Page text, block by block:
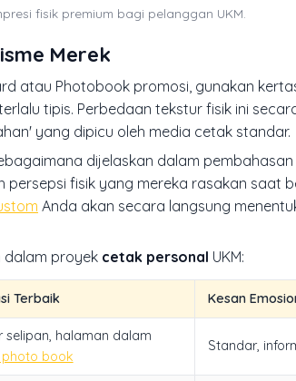
fisik premium bagi pelanggan UKM.
Merek
atau Photobook promosi, gunakan
tipis. Perbedaan tekstur fisik ini
yang dipicu oleh media cetak standar.
dijelaskan dalam pembahasan
persepsi fisik yang mereka rasakan saat
Anda akan secara langsung
dalam proyek cetak personal UKM:
Terbaik Kesan
selipan, halaman dalam
book
Standar,